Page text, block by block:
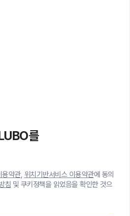
를
용약관, 위치기반서비스 이용약관에 동의
침 및 쿠키정책을 읽었음을 확인한 것으